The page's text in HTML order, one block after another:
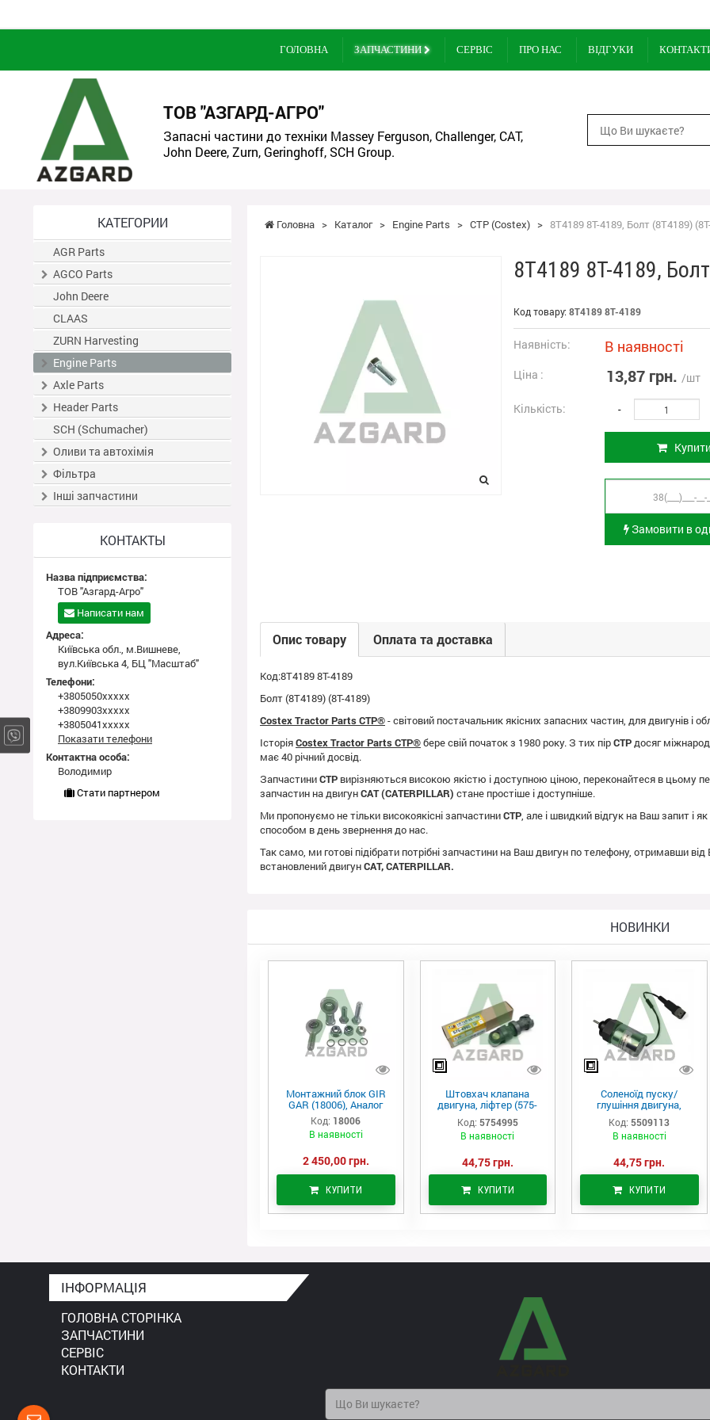
ГОЛОВНА ЗАПЧАСТИНИ СЕРВІС ПРО НАС ВІДГУКИ
ТОВ "АЗГАРД-АГРО"
Запасні частини до техніки Massey Ferguson, Challenger, CAT,
John Deere, Zurn, Geringhoff, SCH Group.
Головна > Каталог > Engine Parts > CTP (Costex) > 8T4189 8T-4189, Болт (8T4189)
8T4189 8T-4189,
Код товару: 8T4189 8T-4189
Наявність: В наявності
Ціна : 13,87 грн. /шт
Кількість: -
Купити
Замовити в
Опис товару Оплата та доставка
Код:8T4189 8T-4189
Болт (8T4189) (8T-4189)
Costex Tractor Parts CTP®- світовий постачальник якісних запасних частин, для двигунів і
ІсторіяCostex Tractor Parts CTP®бере свій початок з 1980 року. З тих пірCTPдосяг
має 40 річний досвід.
ЗапчастиниCTP вирізняються високою якістю і доступною ціною, переконайтеся в цьому
запчастин на двигунCAT (CATERPILLAR) стане простіше і доступніше.
Ми пропонуємо не тільки високоякісні запчастиниCTP, але і швидкий відгук на Ваш запит і
способом в день звернення до нас.
Так само, ми готові підібрати потрібні запчастини на Ваш двигун по телефону, отримавши
встановлений двигунCAT, CATERPILLAR.
НОВИНКИ
Монтажний блок GIR
GAR (18006), Аналог
Код: 18006
В наявності
2 450,00 грн.
КУПИТИ
Штовхач клапана
двигуна, ліфтер (575-
4995)
Код: 5754995
В наявності
44,75 грн.
КУПИТИ
Соленоїд пуску/
глушіння двигуна,
актуатор (550-9113)
Код: 5509113
В наявності
44,75 грн.
КУПИТИ
КАТЕГОРИИ
AGR Parts
AGCO Parts
John Deere
CLAAS
ZURN Harvesting
Engine Parts
Axle Parts
Header Parts
SCH (Schumacher)
Оливи та автохімія
Фільтра
Інші запчастини
КОНТАКТЫ
Назва підприємства:
ТОВ "Азгард-Агро"
Написати нам
Адреса:
Київська обл., м.Вишневе,
вул.Київська 4, БЦ "Масштаб"
Телефони:
+3805050xxxxx
+3809903xxxxx
+3805041xxxxx
Показати телефони
Контактна особа:
Володимир
Стати партнером
ІНФОРМАЦІЯ
ГОЛОВНА СТОРІНКА
ЗАПЧАСТИНИ
СЕРВІС
КОНТАКТИ